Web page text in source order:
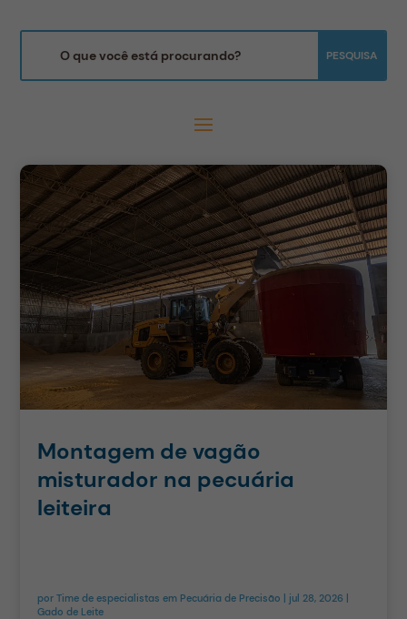
Montagem de vagão
misturador na pecuária
leiteira
porTime de especialistas em Pecuária de Precisão | jul 28, 2026 |
Gado de Leite